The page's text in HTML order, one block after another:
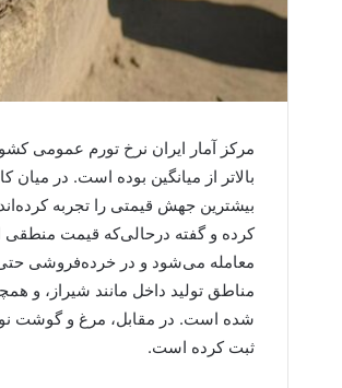
بیشترین جهش قیمتی را تجربه
مناطق تولید داخل مانند شیراز، و
ثبت کرده است.